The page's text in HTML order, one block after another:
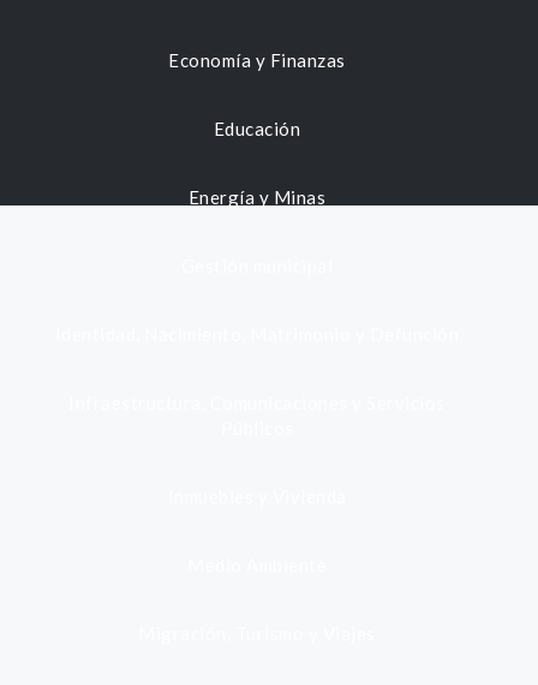
Economía y Finanzas
Educación
Energía y Minas